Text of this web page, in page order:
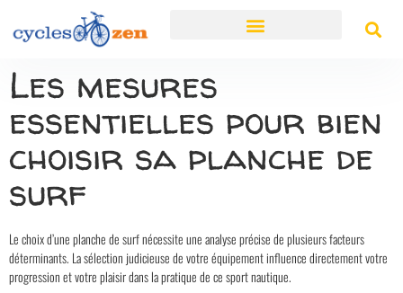
Les mesures
essentielles pour bien
choisir sa planche de
surf
Le choix d’une planche de surf nécessite une analyse précise de plusieurs facteurs
déterminants. La sélection judicieuse de votre équipement influence directement votre
progression et votre plaisir dans la pratique de ce sport nautique.